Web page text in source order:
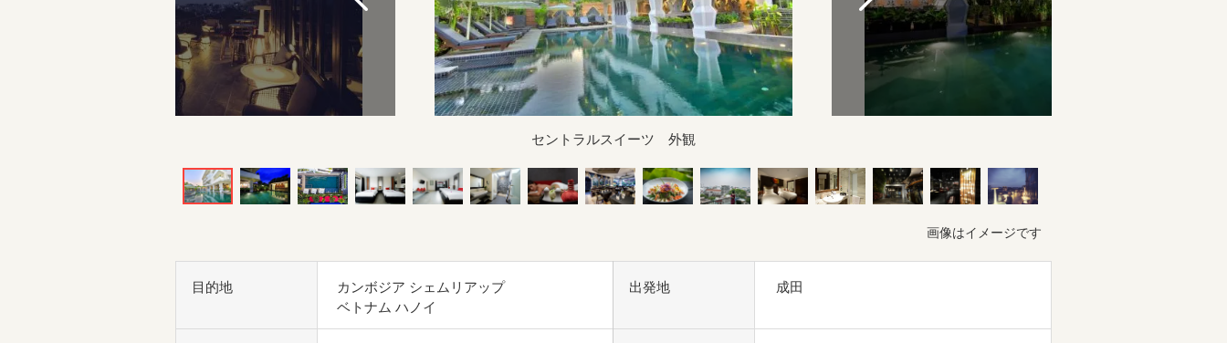
セントラルスイーツ 外観
画像はイメージです
目的地
カンボジア シェムリアップ
ベトナム ハノイ
出発地 成田